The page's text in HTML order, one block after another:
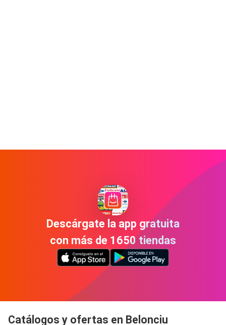
Descárgate la app gratuita
con más de 1650 tiendas
Catálogos y ofertas en Belonciu